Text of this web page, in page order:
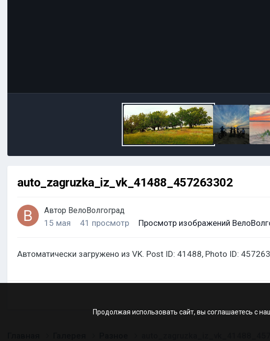
auto_zagruzka_iz_vk_41488_457263302
Автор ВелоВолгоград
15 мая 41 просмотр Просмотр изображений
Автоматически загружено из VK. Post ID: 41488, Photo ID:
Продолжая использовать сайт, вы соглашаетесь с